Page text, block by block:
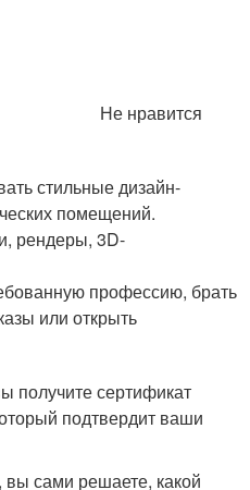
Не нравится
стильные дизайн-
помещений.
рендеры, 3D-
профессию, брать
или открыть
получите сертификат
подтвердит ваши
сами решаете, какой